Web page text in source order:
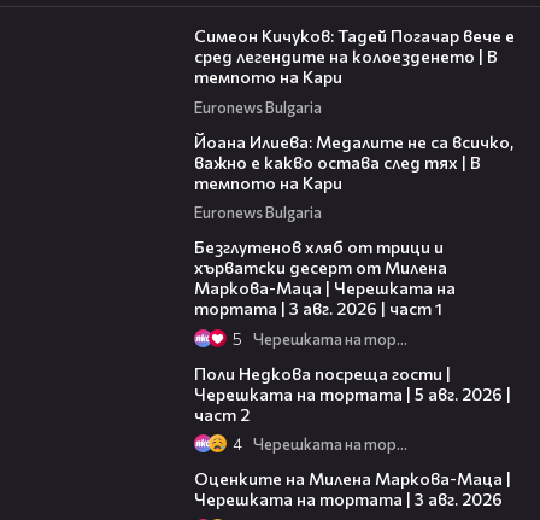
11:23
Симеон Кичуков: Тадей Погачар вече е
сред легендите на колоезденето | В
темпото на Кари
Euronews Bulgaria
Йоана Илиева: Медалите не са всичко,
важно е какво остава след тях | В
темпото на Кари
Euronews Bulgaria
Безглутенов хляб от трици и
хърватски десерт от Милена
Маркова-Маца | Черешката на
тортата | 3 авг. 2026 | част 1
5 Черешката на тортата
Поли Недкова посреща гости |
Черешката на тортата | 5 авг. 2026 |
част 2
4 Черешката на тортата
Оценките на Милена Маркова-Маца |
Черешката на тортата | 3 авг. 2026